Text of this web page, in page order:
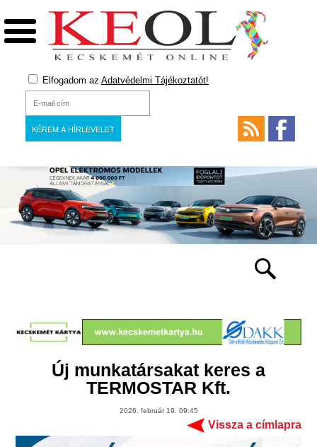
Elfogadom az Adatvédelmi Tájékoztatót!
Új munkatársakat keres a
TERMOSTAR Kft.
2026. február 19. 09:45
Vissza a címlapra